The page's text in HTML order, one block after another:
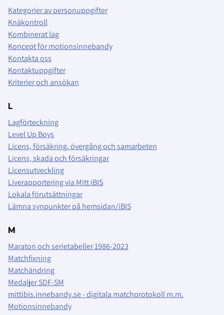
Kategorier av personuppgifter
Knäkontroll
Kombinerat lag
Koncept för motionsinnebandy
Kontakta oss
Kontaktuppgifter
Kriterier och ansökan
L
Lagförteckning
Level Up Boys
Licens, försäkring, övergång och samarbeten
Licens, skada och försäkringar
Licensutveckling
Liverapportering via Mitt iBIS
Lokala förutsättningar
Lämna synpunkter på hemsidan/iBIS
M
Maraton och serietabeller 1986-2023
Matchfixning
Matchändring
Medaljer SDF-SM
mittibis.innebandy.se - digitala matchprotokoll m.m.
Motionsinnebandy